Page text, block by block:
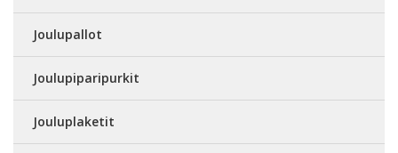
Joulupallot
Joulupiparipurkit
Jouluplaketit